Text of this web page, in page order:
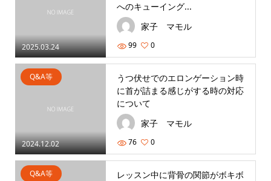
2025.03.24
へのキューイング...
家子 マモル
99 0
2024.12.02
Q&A等
うつ伏せでのエロンゲーション時
に首が詰まる感じがする時の対応
について
家子 マモル
76 0
Q&A等
レッスン中に背骨の関節がボキボ